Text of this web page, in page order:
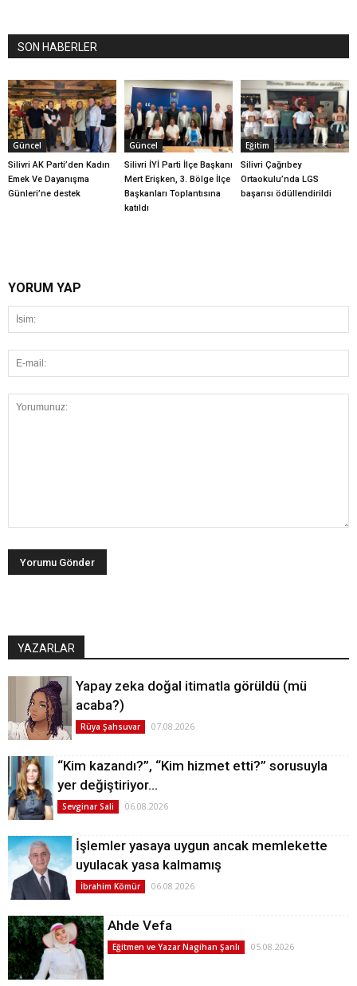
SON HABERLER
Güncel
Silivri AK Parti’den Kadın
Emek Ve Dayanışma
Günleri’ne destek
Güncel
Silivri İYİ Parti İlçe Başkanı
Mert Erişken, 3. Bölge İlçe
Başkanları Toplantısına
katıldı
Eğitim
Silivri Çağrıbey
Ortaokulu’nda LGS
başarısı ödüllendirildi
YORUM YAP
YAZARLAR
Yapay zeka doğal itimatla görüldü (mü
acaba?)
Rüya Şahsuvar 07.08.2026
“Kim kazandı?”, “Kim hizmet etti?” sorusuyla
yer değiştiriyor…
Sevginar Sali 06.08.2026
İşlemler yasaya uygun ancak memlekette
uyulacak yasa kalmamış
İbrahim Kömür 06.08.2026
Ahde Vefa
Eğitmen ve Yazar Nagihan Şanlı 05.08.2026